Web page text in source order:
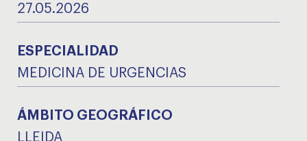
27.05.2026
ESPECIALIDAD
MEDICINA DE URGENCIAS
ÁMBITO GEOGRÁFICO
LLEIDA